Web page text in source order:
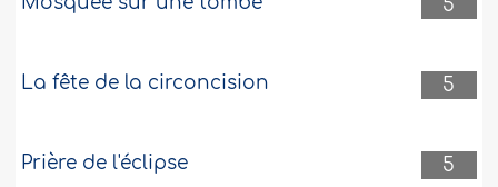
5
5
La fête de la circoncision
5
Prière de l'éclipse